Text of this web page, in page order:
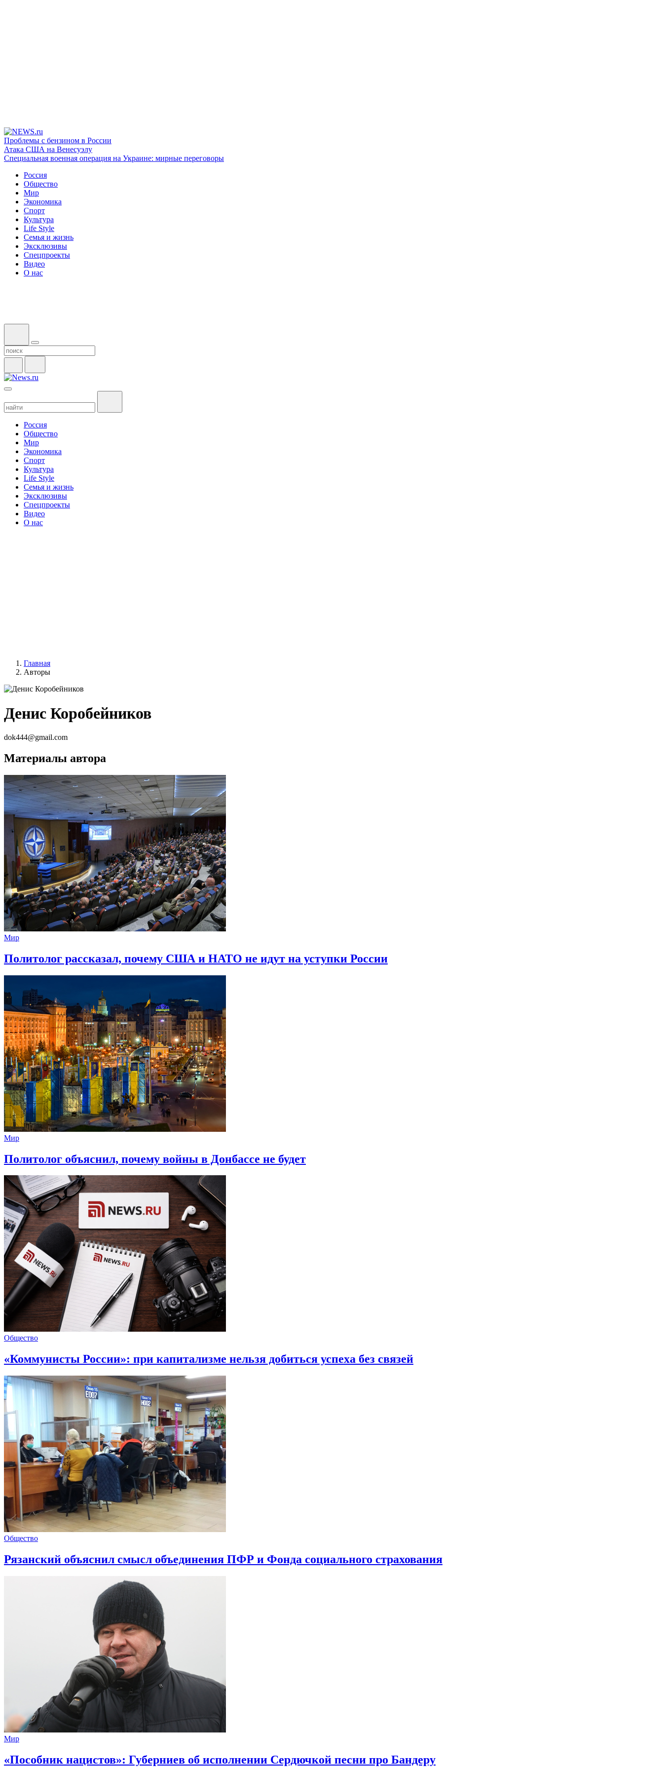
Проблемы с бензином в России
Атака США на Венесуэлу
Специальная военная операция на Украине: мирные переговоры
Россия
Общество
Мир
Экономика
Спорт
Культура
Life Style
Семья и жизнь
Эксклюзивы
Спецпроекты
Видео
О нас
Россия
Общество
Мир
Экономика
Спорт
Культура
Life Style
Семья и жизнь
Эксклюзивы
Спецпроекты
Видео
О нас
Главная
Авторы
Денис Коробейников
dok444@gmail.com
Материалы автора
Мир
Политолог рассказал, почему США и НАТО не идут на уступки России
Мир
Политолог объяснил, почему войны в Донбассе не будет
Общество
«Коммунисты России»: при капитализме нельзя добиться успеха без связей
Общество
Рязанский объяснил смысл объединения ПФР и Фонда социального страхования
Мир
«Пособник нацистов»: Губерниев об исполнении Сердючкой песни про Бандеру